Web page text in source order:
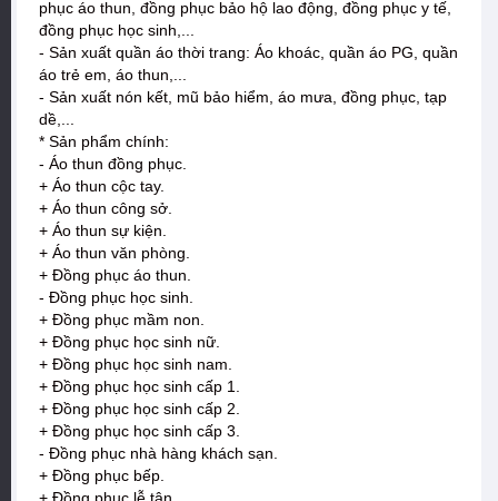
phục áo thun, đồng phục bảo hộ lao động, đồng phục y tế,
đồng phục học sinh,...
- Sản xuất quần áo thời trang: Áo khoác, quần áo PG, quần
áo trẻ em, áo thun,...
- Sản xuất nón kết, mũ bảo hiểm, áo mưa, đồng phục, tạp
dề,...
* Sản phẩm chính:
- Áo thun đồng phục.
+ Áo thun cộc tay.
+ Áo thun công sở.
+ Áo thun sự kiện.
+ Áo thun văn phòng.
+ Đồng phục áo thun.
- Đồng phục học sinh.
+ Đồng phục mầm non.
+ Đồng phục học sinh nữ.
+ Đồng phục học sinh nam.
+ Đồng phục học sinh cấp 1.
+ Đồng phục học sinh cấp 2.
+ Đồng phục học sinh cấp 3.
- Đồng phục nhà hàng khách sạn.
+ Đồng phục bếp.